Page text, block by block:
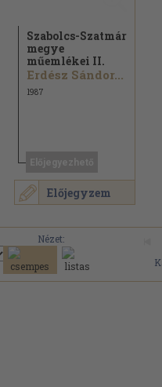
Előjegyzem
Szabolcs-Szatmár
megye
műemlékei II.
Erdész Sándor...
1987
Nézet: